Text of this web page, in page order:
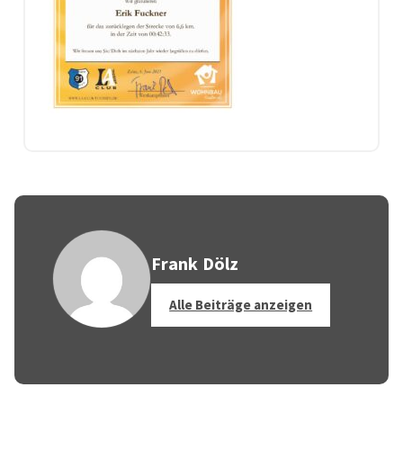
Frank Dölz
Alle Beiträge anzeigen